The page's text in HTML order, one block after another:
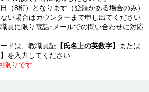
（8桁）となります（登録がある場合のみ）
ない場合はカウンターまで申し出てください
員に限り電話･メールでの問い合わせに対応
ドは、教職員証 【氏名上の英数字】
または
限りです